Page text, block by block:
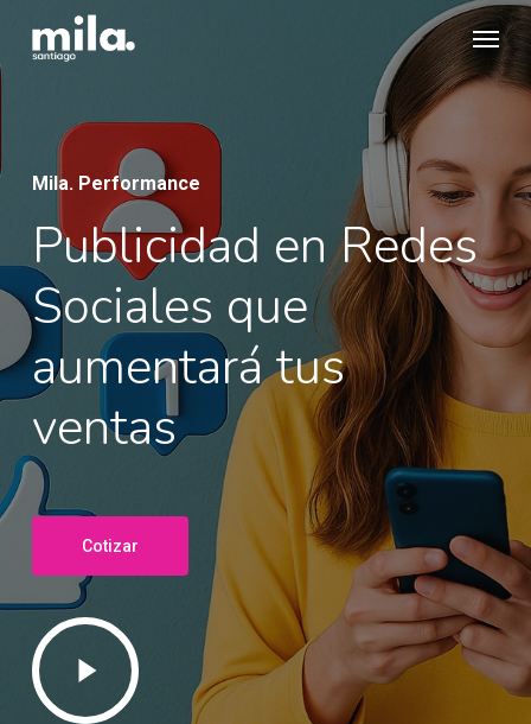
Menu
Mila. Performance
Publicidad en Redes
Sociales que
aumentará tus
ventas
Cotizar
Play
Video